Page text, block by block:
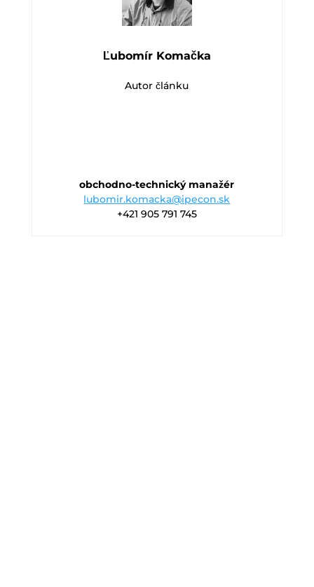
Ľubomír Komačka
Autor článku
obchodno-technický manažér
lubomir.komacka@ipecon.sk
+421 905 791 745